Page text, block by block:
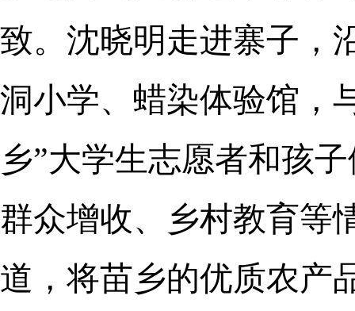
致。沈晓明走进寨子，
洞小学、蜡染体验馆，
乡”大学生志愿者和孩
群众增收、乡村教育等
道，将苗乡的优质农产